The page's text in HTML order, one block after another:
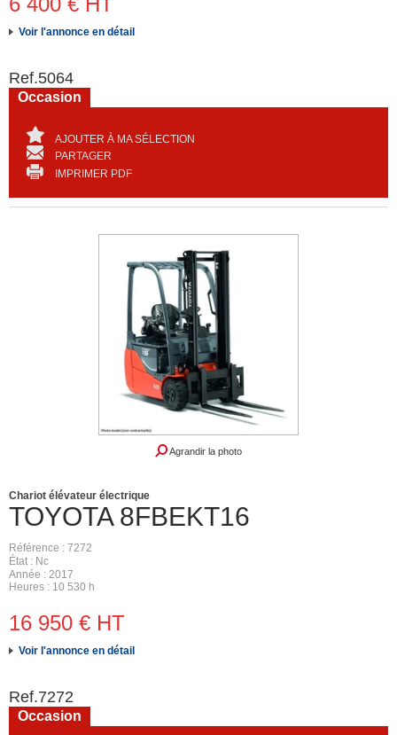
Voir l'annonce en détail
Ref.5064
Occasion
AJOUTER À MA SÉLECTION
PARTAGER
IMPRIMER PDF
Agrandir la photo
TOYOTA 8FBEKT16
Chariot élévateur électrique
Référence
7272
État
Nc
Année
2017
Heures
10 530 h
16 950 € HT
Voir l'annonce en détail
Ref.7272
Occasion